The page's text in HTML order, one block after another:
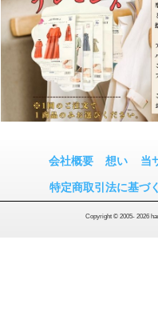
会社概要 想い 当
特定商取引法に基づ
Copyright © 2005- 2026